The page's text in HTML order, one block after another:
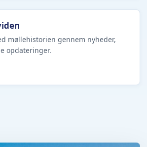
møllehistorien gennem nyheder,
opdateringer.